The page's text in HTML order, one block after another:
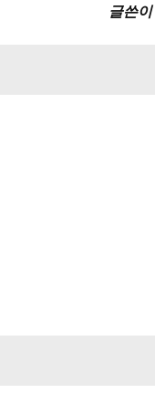
글쓴이